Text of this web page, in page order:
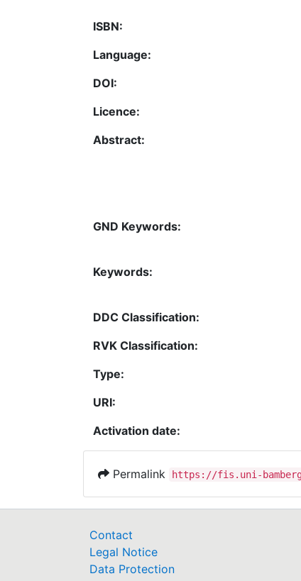
ISBN:
Language:
DOI:
Licence:
Abstract:
GND Keywords:
Keywords:
DDC Classification:
RVK Classification:
Type:
URI:
Activation date:
Permalink https://fis.uni-
Contact
Legal Notice
Data Protection